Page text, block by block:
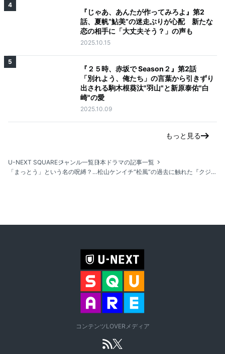
4
『じゃあ、あんたが作ってみろよ』第2
話、夏帆“鮎美”の迷走ぶりが心配 新たな
恋の相手に「大丈夫そう？」の声も
2025.10.15
5
『２５時、赤坂で Season２』第2話
「別れよう、俺たち」の言葉から引きずり
出される駒木根葵汰"羽山"と新原泰佑"白
崎"の愛
2025.10.09
もっと見る
U-NEXT SQUAREジャンル一覧日本ドラマの記事一覧
「まっとう」という名の呪縛？…松山ケンイチ“松風”の過去に触れた『クジャクのダンス、誰が見た？』第5話
コンテンツLOVERメディア